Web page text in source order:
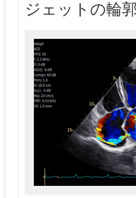
ジェットの輪